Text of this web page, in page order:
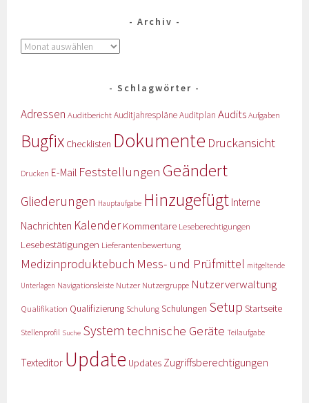
Archiv
Schlagwörter
Adressen AuditberichtAuditjahrespläneAuditplan Audits Aufgaben
Bugfix Checklisten Dokumente Druckansicht
Drucken E-Mail Feststellungen Geändert
Gliederungen Hauptaufgabe Hinzugefügt Interne
Nachrichten KalenderKommentare Leseberechtigungen
Lesebestätigungen Lieferantenbewertung
Medizinproduktebuch Mess- und Prüfmittel mitgeltende
Unterlagen Navigationsleiste Nutzer Nutzergruppe Nutzerverwaltung
Qualifikation Qualifizierung Schulung Schulungen Setup Startseite
Stellenprofil Suche System technische Geräte Teilaufgabe
Texteditor Update Updates Zugriffsberechtigungen